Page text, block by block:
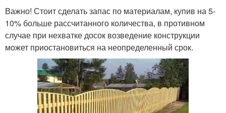
Важно! Стоит сделать запас по материалам, купив на 5-
10% больше рассчитанного количества, в противном
случае при нехватке досок возведение конструкции
может приостановиться на неопределенный срок.